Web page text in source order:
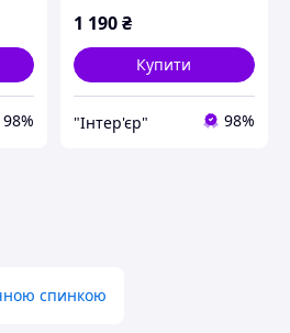
98%
1 190₴
Купити
"Інтер'єр" 98%
спинкою